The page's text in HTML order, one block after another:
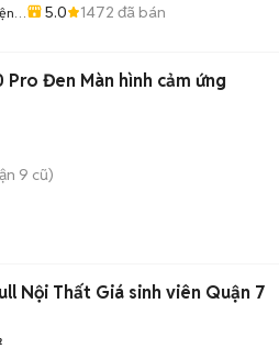
5.0 1472 đã bán
Pro Đen Màn hình cảm ứng
9 cũ)
Nội Thất Giá sinh viên Quận 7